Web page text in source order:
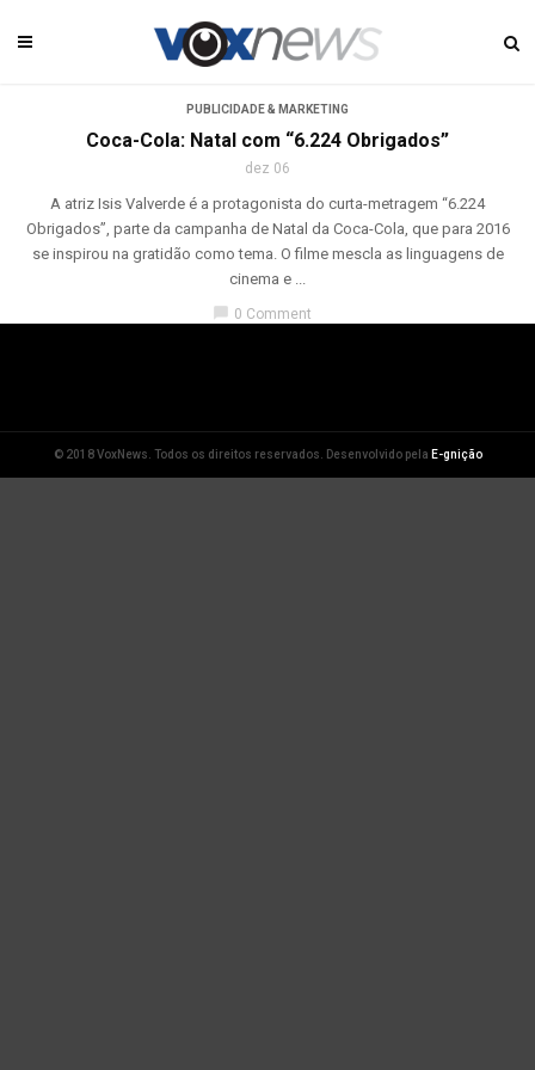
PUBLICIDADE & MARKETING
Coca-Cola: Natal com “6.224 Obrigados”
dez 06
A atriz Isis Valverde é a protagonista do curta-metragem “6.224
Obrigados”, parte da campanha de Natal da Coca-Cola, que para 2016
se inspirou na gratidão como tema. O filme mescla as linguagens de
cinema e ...
chat_bubble 0 Comment
© 2018 VoxNews. Todos os direitos reservados. Desenvolvido pela E-gnição